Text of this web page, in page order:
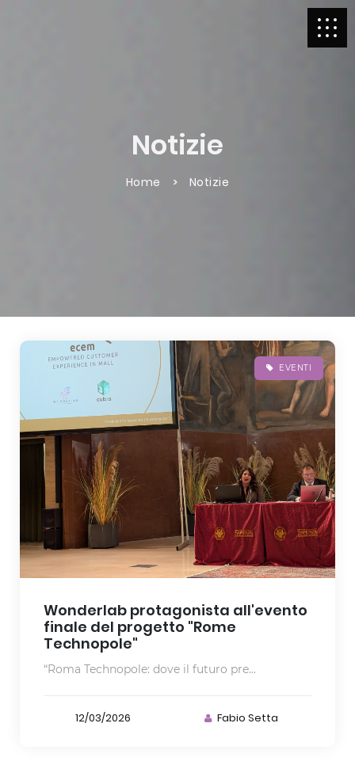
Notizie
Home Notizie
EVENTI
Wonderlab protagonista all'evento
finale del progetto "Rome
Technopole"
“Roma Technopole: dove il futuro pre...
12/03/2026 Fabio Setta